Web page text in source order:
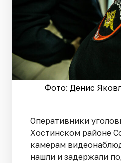
Фото: Денис
Оперативники
Хостинском районе
камерам
нашли и задержали